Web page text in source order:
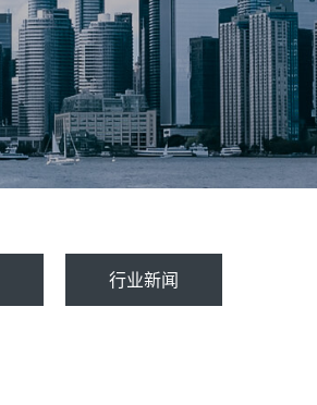
行业新闻